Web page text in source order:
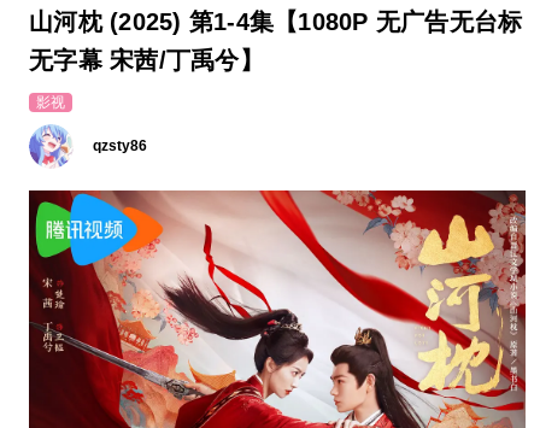
山河枕 (2025) 第1-4集【1080P 无广告无台标
无字幕 宋茜/丁禹兮】
影视
qzsty86